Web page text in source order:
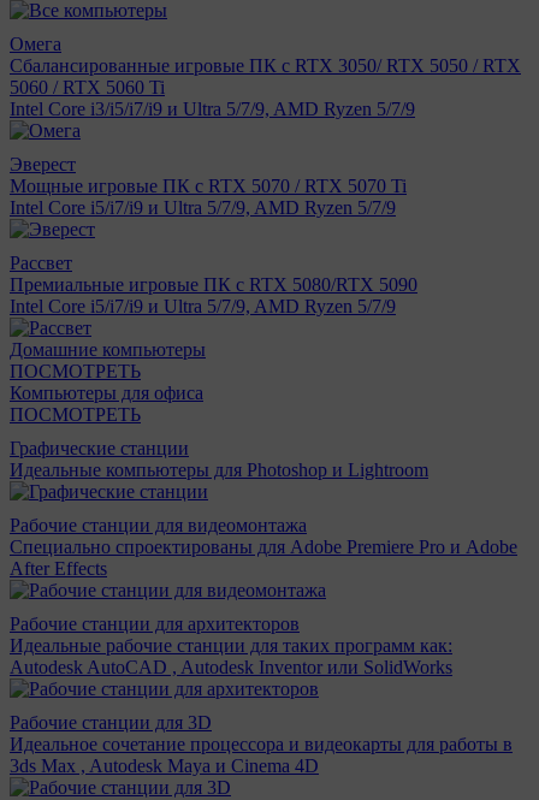
Омега
Сбалансированные игровые ПК с RTX 3050/ RTX 5050 / RTX
5060 / RTX 5060 Ti
Intel Core i3/i5/i7/i9 и Ultra 5/7/9, AMD Ryzen 5/7/9
Эверест
Мощные игровые ПК с RTX 5070 / RTX 5070 Ti
Intel Core i5/i7/i9 и Ultra 5/7/9, AMD Ryzen 5/7/9
Рассвет
Премиальные игровые ПК с RTX 5080/RTX 5090
Intel Core i5/i7/i9 и Ultra 5/7/9, AMD Ryzen 5/7/9
Домашние компьютеры
ПОСМОТРЕТЬ
Компьютеры для офиса
ПОСМОТРЕТЬ
Графические станции
Идеальные компьютеры для Photoshop и Lightroom
Рабочие станции для видеомонтажа
Специально спроектированы для Adobe Premiere Pro и Adobe
After Effects
Рабочие станции для архитекторов
Идеальные рабочие станции для таких программ как:
Autodesk AutoCAD , Autodesk Inventor или SolidWorks
Рабочие станции для 3D
Идеальное сочетание процессора и видеокарты для работы в
3ds Max , Autodesk Maya и Cinema 4D